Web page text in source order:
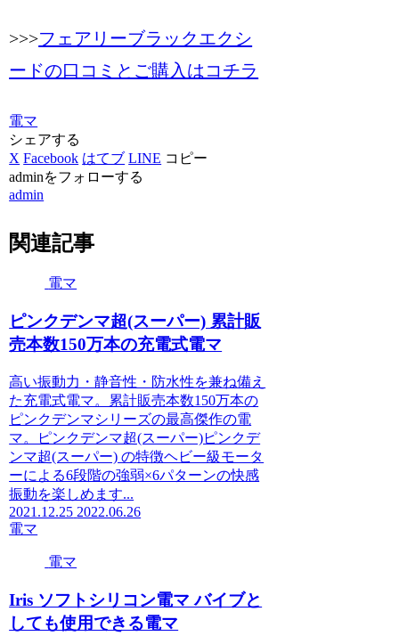
>>>フェアリーブラックエクシ
ードの口コミとご購入はコチラ
電マ
シェアする
X Facebook はてブ LINE コピー
adminをフォローする
admin
関連記事
電マ
ピンクデンマ超(スーパー) 累計販
売本数150万本の充電式電マ
高い振動力・静音性・防水性を兼ね備え
た充電式電マ。累計販売本数150万本の
ピンクデンマシリーズの最高傑作の電
マ。ピンクデンマ超(スーパー)ピンクデ
ンマ超(スーパー) の特徴ヘビー級モータ
ーによる6段階の強弱×6パターンの快感
振動を楽しめます...
2021.12.25 2022.06.26
電マ
電マ
Iris ソフトシリコン電マ バイブと
しても使用できる電マ